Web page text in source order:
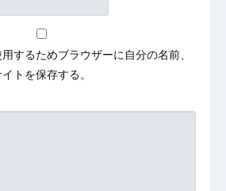
するためブラウザーに自分の名前、
トを保存する。